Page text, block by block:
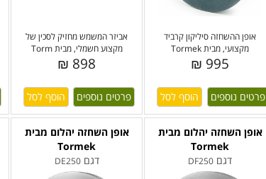
אביזר המשמש מחזיק לסכין של
מקצוע חשמלי, מבית Torm
898 ₪
פרטים נוספים
אופן ההשחזה סיליקון קרביד
מקצועי, מבית Tormek
995 ₪
פרטים נוספים
אופן השחזה יהלום מבית
Tormek
דגםDE250
אופן השחזה יהלום מבית
Tormek
דגם DF250